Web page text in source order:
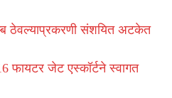
ठेवल्याप्रकरणी संशयित अटकेत
फायटर जेट एस्कॉर्टने स्वागत